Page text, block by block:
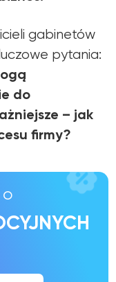
gabinetów
pytania:
do
– jak
firmy?